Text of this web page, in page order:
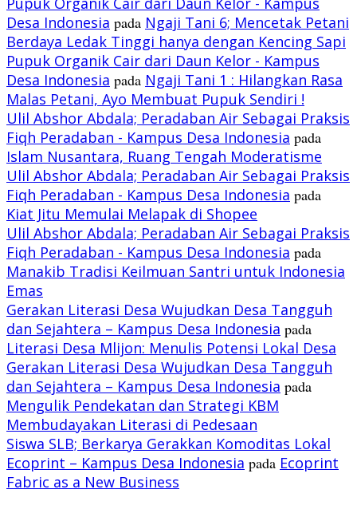
Desa Indonesia pada Ngaji Tani 6; Mencetak Petani
Berdaya Ledak Tinggi hanya dengan Kencing Sapi
Pupuk Organik Cair dari Daun Kelor - Kampus
Desa Indonesia pada Ngaji Tani 1 : Hilangkan Rasa
Malas Petani, Ayo Membuat Pupuk Sendiri !
Ulil Abshor Abdala; Peradaban Air Sebagai Praksis
Fiqh Peradaban - Kampus Desa Indonesia pada
Islam Nusantara, Ruang Tengah Moderatisme
Ulil Abshor Abdala; Peradaban Air Sebagai Praksis
Fiqh Peradaban - Kampus Desa Indonesia pada
Kiat Jitu Memulai Melapak di Shopee
Ulil Abshor Abdala; Peradaban Air Sebagai Praksis
Fiqh Peradaban - Kampus Desa Indonesia pada
Manakib Tradisi Keilmuan Santri untuk Indonesia
Emas
Gerakan Literasi Desa Wujudkan Desa Tangguh
dan Sejahtera – Kampus Desa Indonesia pada
Literasi Desa Mlijon: Menulis Potensi Lokal Desa
Gerakan Literasi Desa Wujudkan Desa Tangguh
dan Sejahtera – Kampus Desa Indonesia pada
Mengulik Pendekatan dan Strategi KBM
Membudayakan Literasi di Pedesaan
Siswa SLB; Berkarya Gerakkan Komoditas Lokal
Ecoprint – Kampus Desa Indonesia pada Ecoprint
Fabric as a New Business